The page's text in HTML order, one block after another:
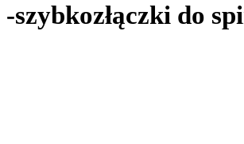
-szybkozłączki do